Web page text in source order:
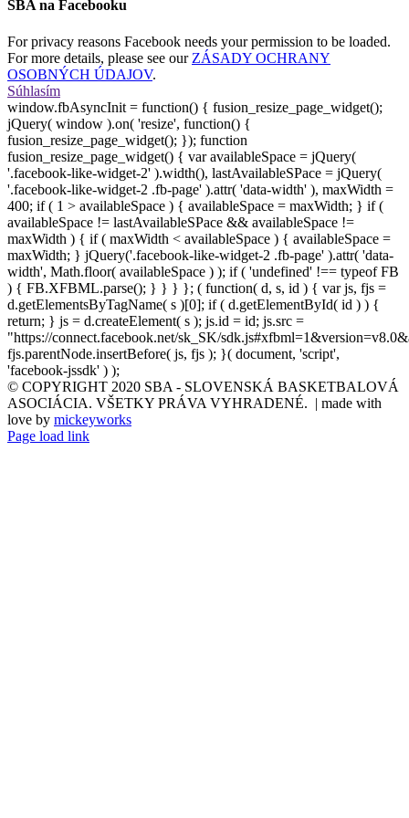
SBA na Facebooku
For privacy reasons Facebook needs your permission to be loaded.
For more details, please see our ZÁSADY OCHRANY
OSOBNÝCH ÚDAJOV.
Súhlasím
window.fbAsyncInit = function() { fusion_resize_page_widget();
jQuery( window ).on( 'resize', function() {
fusion_resize_page_widget(); }); function
fusion_resize_page_widget() { var availableSpace = jQuery(
'.facebook-like-widget-2' ).width(), lastAvailableSPace = jQuery(
'.facebook-like-widget-2 .fb-page' ).attr( 'data-width' ), maxWidth =
400; if ( 1 > availableSpace ) { availableSpace = maxWidth; } if (
availableSpace != lastAvailableSPace && availableSpace !=
maxWidth ) { if ( maxWidth < availableSpace ) { availableSpace =
maxWidth; } jQuery('.facebook-like-widget-2 .fb-page' ).attr( 'data-
width', Math.floor( availableSpace ) ); if ( 'undefined' !== typeof FB
) { FB.XFBML.parse(); } } } }; ( function( d, s, id ) { var js, fjs =
d.getElementsByTagName( s )[0]; if ( d.getElementById( id ) ) {
return; } js = d.createElement( s ); js.id = id; js.src =
"https://connect.facebook.net/sk_SK/
fjs.parentNode.insertBefore( js, fjs ); }( document, 'script',
'facebook-jssdk' ) );
© COPYRIGHT 2020 SBA - SLOVENSKÁ BASKETBALOVÁ
ASOCIÁCIA. VŠETKY PRÁVA VYHRADENÉ. | made with
love by mickeyworks
Page load link